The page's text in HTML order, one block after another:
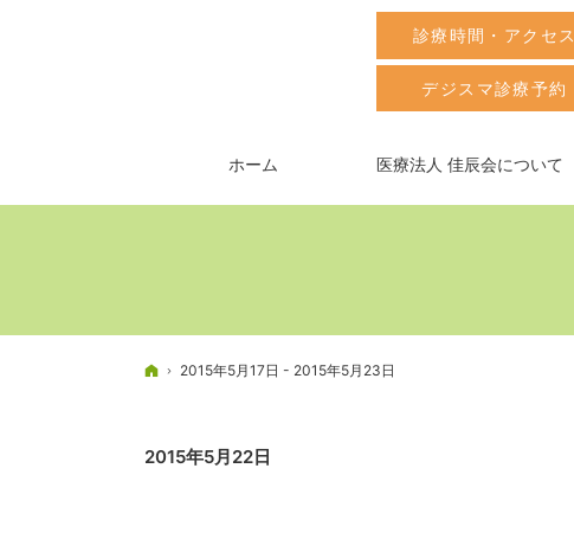
ホーム
2015年5月17日 - 2015年5月23日
2015年5月22日
診療時間・アクセス
デジスマ診療予約
ホーム 医療法人 佳辰会について